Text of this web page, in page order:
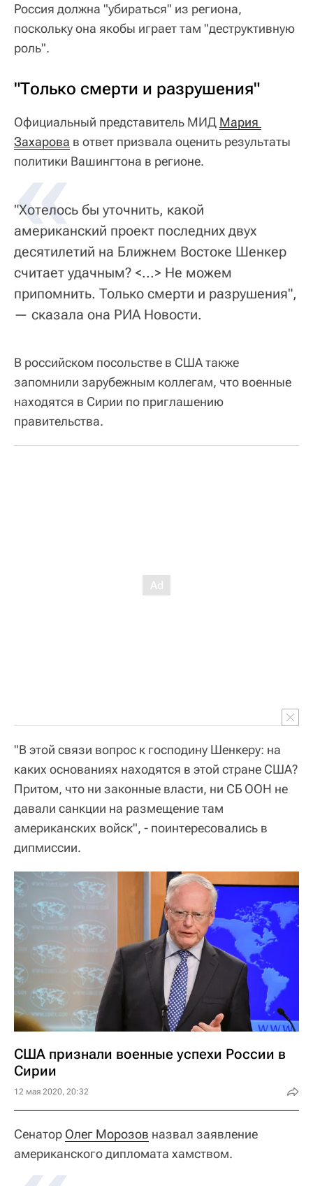
Россия должна "убираться" из региона,
поскольку она якобы играет там "деструктивную
роль".
"Только смерти и разрушения"
Официальный представитель МИД Мария
Захарова в ответ призвала оценить результаты
политики Вашингтона в регионе.
«
"Хотелось бы уточнить, какой
американский проект последних двух
десятилетий на Ближнем Востоке Шенкер
считает удачным? <...> Не можем
припомнить. Только смерти и разрушения",
— сказала она РИА Новости.
В российском посольстве в США также
запомнили зарубежным коллегам, что военные
находятся в Сирии по приглашению
правительства.
"В этой связи вопрос к господину Шенкеру: на
каких основаниях находятся в этой стране США?
Притом, что ни законные власти, ни СБ ООН не
давали санкции на размещение там
американских войск", - поинтересовались в
дипмиссии.
США признали военные успехи России в
Сирии
12 мая 2020, 20:32
Сенатор Олег Морозов назвал заявление
американского дипломата хамством.